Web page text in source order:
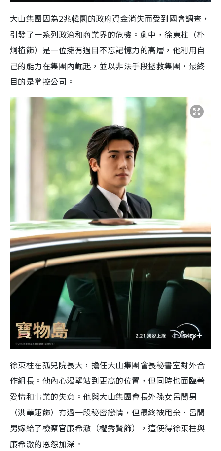
大山集團因為2兆韓圜的政府資金消失而受到國會調查，
引發了一系列政治和商業界的危機。劇中，徐東柱（朴
炯植飾）是一位擁有過目不忘記憶力的高層，他利用自
己的能力在集團內崛起，並以非法手段拯救集團，最終
目的是掌控公司。
徐東柱在孤兒院長大，擔任大山集團會長秘書室對外合
作組長。他內心渴望站到更高的位置，但同時也面臨著
愛情和事業的失意。他與大山集團會長外孫女呂誾男
（洪華蓮飾）有過一段秘密戀情，但最終被甩棄，呂誾
男嫁給了檢察官廉希澈（權秀賢飾），這使得徐東柱與
廉希澈的恩怨加深。